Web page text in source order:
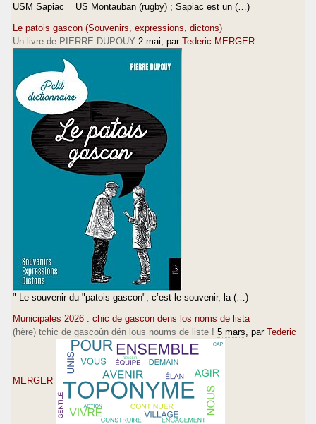
USM Sapiac = US Montauban (rugby) ; Sapiac est un (…)
Le patois gascon (Souvenirs, expressions, dictons)
Un livre de PIERRE DUPOUY 2 mai , par Tederic MERGER
" Le souvenir du "patois gascon", c’est le souvenir, la (…)
Municipales 2026 : chic de gascon dens los noms de lista
(hère) tchic de gascoûn dén lous noums de liste ! 5 mars , par Tederic
MERGER